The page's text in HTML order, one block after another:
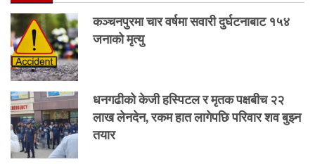
कञ्चनपुरमा चार वर्षमा सवारी दुर्घटनाबाट १५४
जनाको मृत्यु
धनगढीको केजी हस्पिटल र मृतक पक्षबीच २२
लाख लेनदेन, रकम हात लागेपछि परिवार शव बुझ्न
तयार